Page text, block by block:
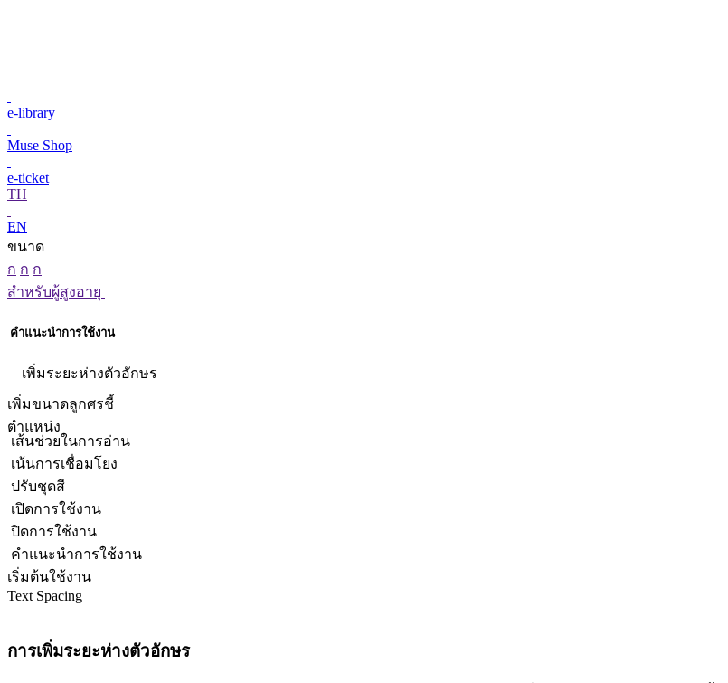
e-library
Muse Shop
e-ticket
TH
EN
ขนาด
ก ก ก
สำหรับผู้สูงอายุ
คำแนะนำการใช้งาน
เพิ่มระยะห่างตัวอักษร
เพิ่มขนาดลูกศรชี้
ตำแหน่ง
เส้นช่วยในการอ่าน
เน้นการเชื่อมโยง
ปรับชุดสี
เปิดการใช้งาน
ปิดการใช้งาน
คำแนะนำการใช้งาน
เริ่มต้นใช้งาน
Text Spacing
การเพิ่มระยะห่างตัวอักษร